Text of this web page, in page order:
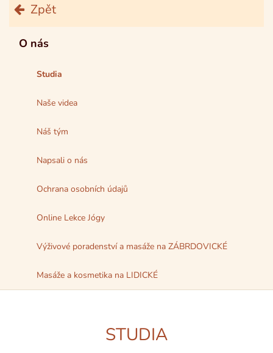
Zpět
O nás
Studia
Naše videa
Náš tým
Napsali o nás
Ochrana osobních údajů
Online Lekce Jógy
Výživové poradenství a masáže na ZÁBRDOVICKÉ
Masáže a kosmetika na LIDICKÉ
STUDIA